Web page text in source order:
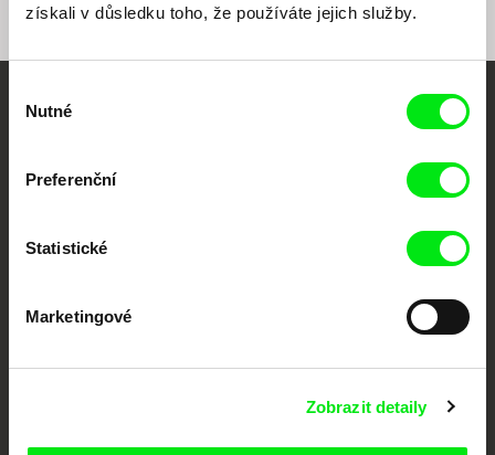
získali v důsledku toho, že používáte jejich služby.
souhlasu
Nutné
Preferenční
Statistické
Marketingové
Zobrazit detaily
Portál DAFilms.cz je výsledkem tvůrčí spolupráce 7 klíčových evropských
festivalů dokumentárního filmu sdružených do Doc Alliance. Naším cílem je